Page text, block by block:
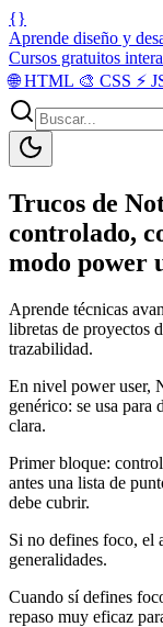
{}
Aprende diseño y
Cursos gratuitos
🌐HTML 🎨 CSS ⚡
Trucos de
controlado,
modo power
Aprende técnicas
libretas de proyectos
trazabilidad.
En nivel power user,
genérico: se usa
clara.
Primer bloque:
antes una lista de
debe cubrir.
Si no defines foco, el
generalidades.
Cuando sí defines
repaso muy eficaz